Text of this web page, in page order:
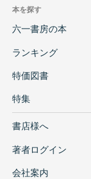
本を探す
六一書房の本
ランキング
特価図書
特集
書店様へ
著者ログイン
会社案内